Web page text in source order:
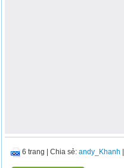
6 trang |Chia sẻ:andy_Khanh